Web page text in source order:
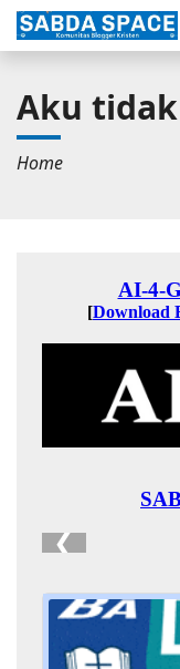
Aku tidak
Home